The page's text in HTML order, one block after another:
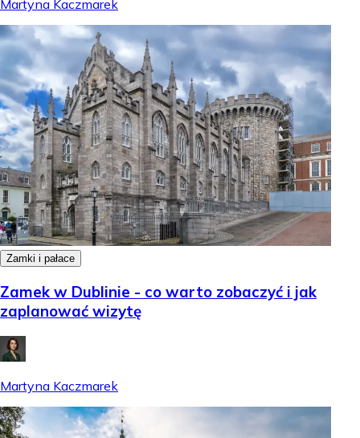
Martyna Kaczmarek
Zamki i pałace
Zamek w Dublinie - co warto zobaczyć i jak
zaplanować wizytę
Martyna Kaczmarek